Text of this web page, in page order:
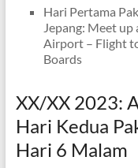
Hari Pertama
Jepang: Meet
Airport – Flight
Boards
XX/XX 2023:
Hari Kedua
Hari 6 Malam